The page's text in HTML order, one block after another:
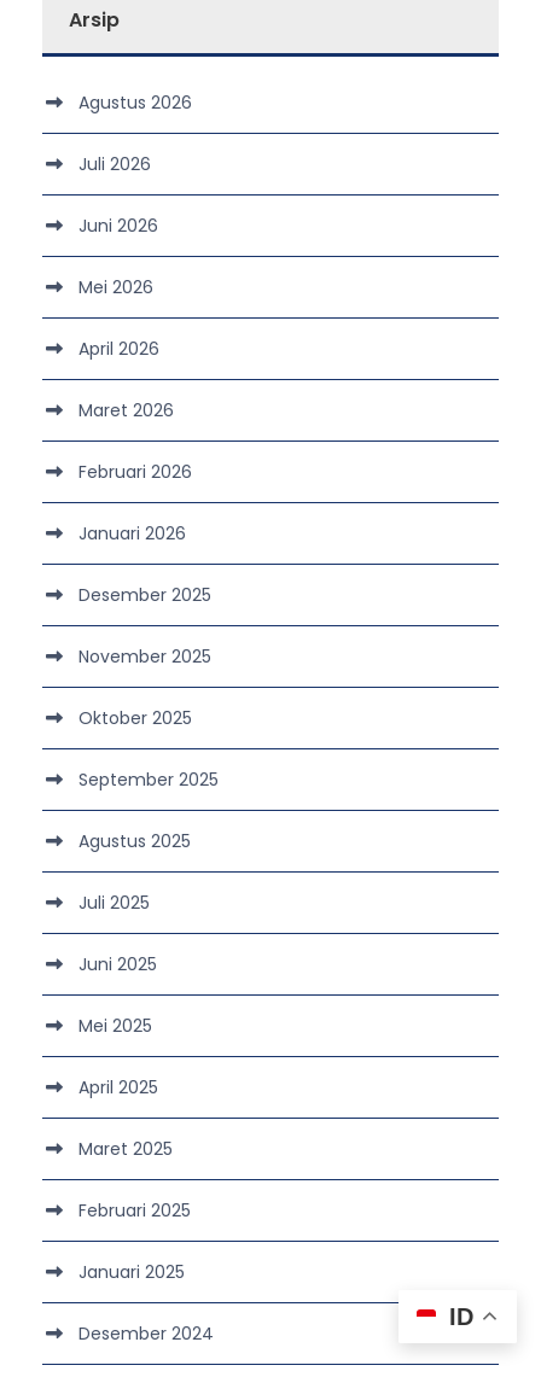
Arsip
Agustus 2026
Juli 2026
Juni 2026
Mei 2026
April 2026
Maret 2026
Februari 2026
Januari 2026
Desember 2025
November 2025
Oktober 2025
September 2025
Agustus 2025
Juli 2025
Juni 2025
Mei 2025
April 2025
Maret 2025
Februari 2025
Januari 2025
Desember 2024
ID